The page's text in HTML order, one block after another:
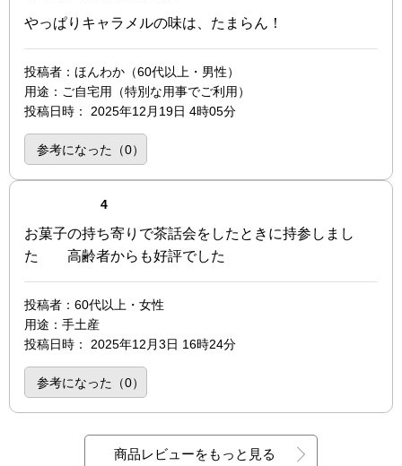
やっぱりキャラメルの味は、たまらん！
投稿者 ：ほんわか（60代以上・男性）
用途 ：ご自宅用（特別な用事でご利用）
投稿日時 ： 2025年12月19日 4時05分
参考になった（0）
4点（4点満点中）
お菓子の持ち寄りで茶話会をしたときに持参しまし
た 高齢者からも好評でした
投稿者 ：60代以上・女性
用途 ：手土産
投稿日時 ： 2025年12月3日 16時24分
参考になった（0）
商品レビューをもっと見る